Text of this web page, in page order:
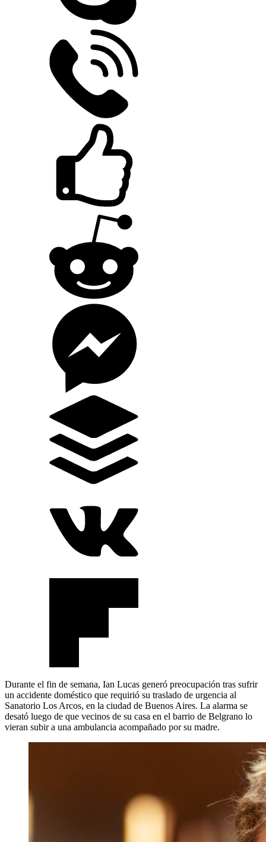
Durante el fin de semana, Ian Lucas generó preocupación tras sufrir
un accidente doméstico que requirió su traslado de urgencia al
Sanatorio Los Arcos, en la ciudad de Buenos Aires. La alarma se
desató luego de que vecinos de su casa en el barrio de Belgrano lo
vieran subir a una ambulancia acompañado por su madre.